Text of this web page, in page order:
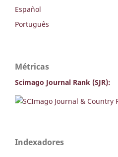
Español
Português
Métricas
Scimago Journal Rank (SJR):
Indexadores